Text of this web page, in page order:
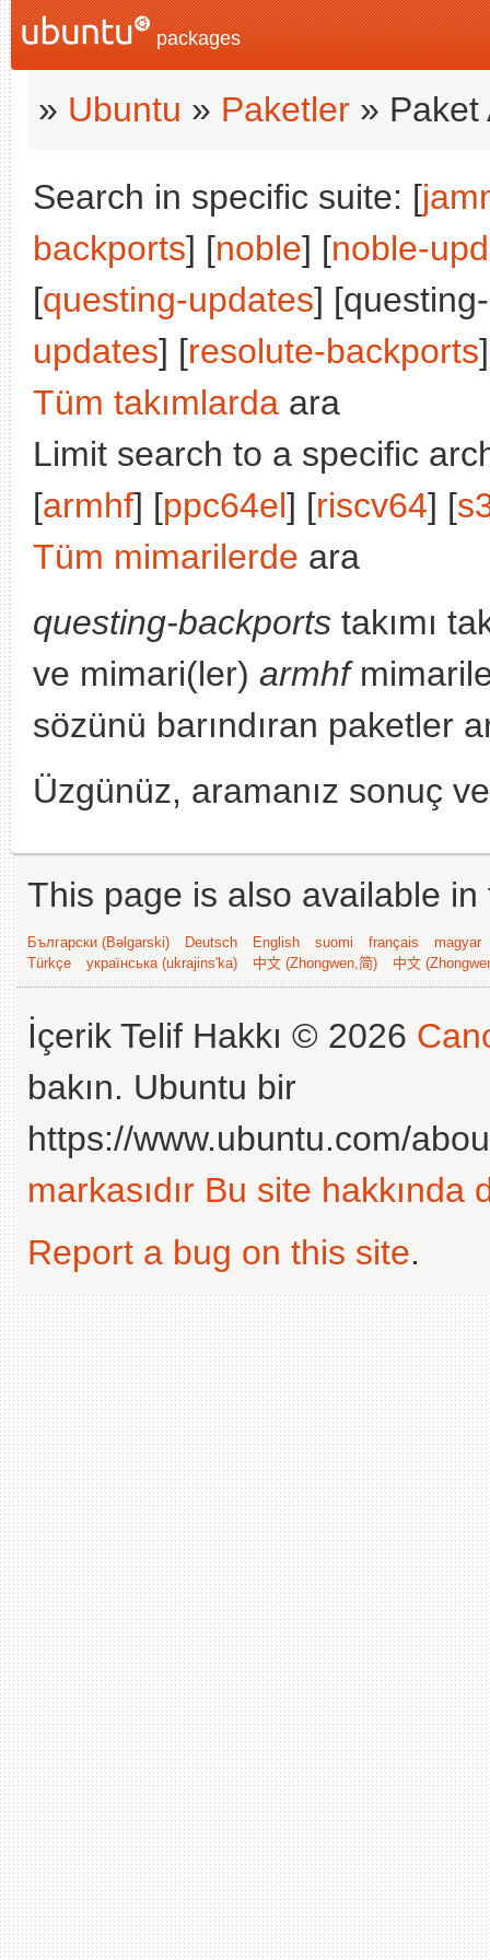
packages
» Ubuntu » Paketler » Paket
Search in specific suite: [
backports] [noble] [noble-
[questing-updates]
updates] [resolute-backports
Tüm takımlarda ara
Limit search to a specific
[armhf] [ppc64el] [riscv64] [
Tüm mimarilerde ara
questing-backports takımı
ve mimari(ler) armhf
sözünü barındıran paketler
Üzgünüz, aramanız sonuç
This page is also available
Български (Bəlgarski) Deutsch English suomi français
magyar
Türkçe
українська (ukrajins'ka) 中文 (Zhongwen,简) 中文
İçerik Telif Hakkı © 2026
bakın. Ubuntu bir
https://www.ubuntu.com/
markasıdır Bu site hakkında
Report a bug on this site.